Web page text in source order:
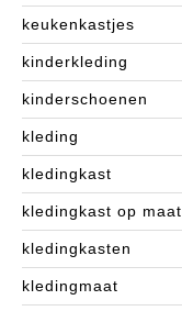
keukenkastjes
kinderkleding
kinderschoenen
kleding
kledingkast
kledingkast op maat
kledingkasten
kledingmaat